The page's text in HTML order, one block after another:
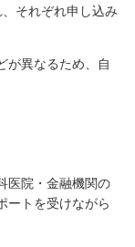
それぞれ申し込み
が異なるため、自
医院・金融機関の
ートを受けながら